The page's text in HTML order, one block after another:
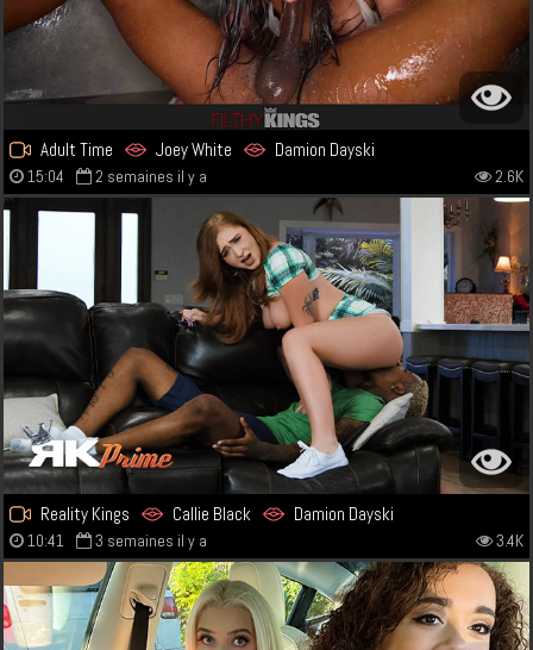
Adult Time Joey White Damion Dayski
15:04 2 semaines il y a 2.6K
Reality Kings Callie Black Damion Dayski
10:41 3 semaines il y a 3.4K